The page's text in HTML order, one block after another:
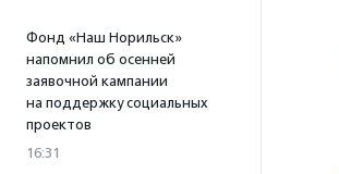
Фонд «Наш Норильск»
напомнил об осенней
заявочной кампании
на поддержку социальных
проектов
16:31